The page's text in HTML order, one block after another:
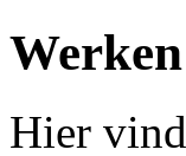
Hier